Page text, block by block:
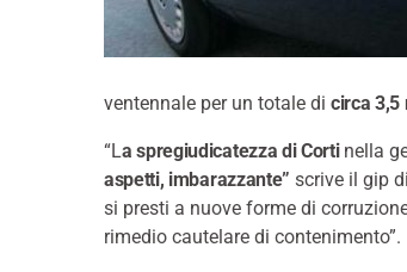
ventennale per un totale di circa 3,5
“La spregiudicatezza di Cortinella
aspetti, imbarazzante” scrive il gip
si presti a nuove forme di
rimedio cautelare di contenimento”.